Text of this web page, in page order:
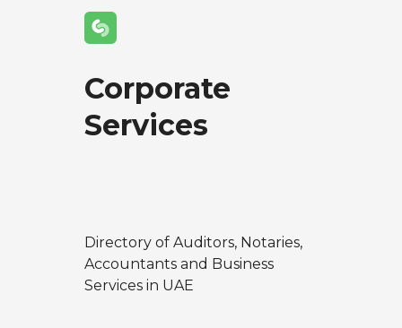
Corporate
Services
Directory of Auditors, Notaries,
Accountants and Business
Services in UAE